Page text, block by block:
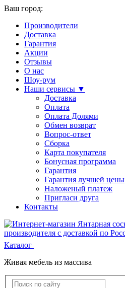
Ваш город:
Производители
Доставка
Гарантия
Акции
Отзывы
О нас
Шоу-рум
Наши сервисы ▼
Доставка
Оплата
Оплата Долями
Обмен возврат
Вопрос-ответ
Сборка
Карта покупателя
Бонусная программа
Гарантия
Гарантия лучшей цены
Наложеный платеж
Пригласи друга
Контакты
Каталог
Живая мебель из массива